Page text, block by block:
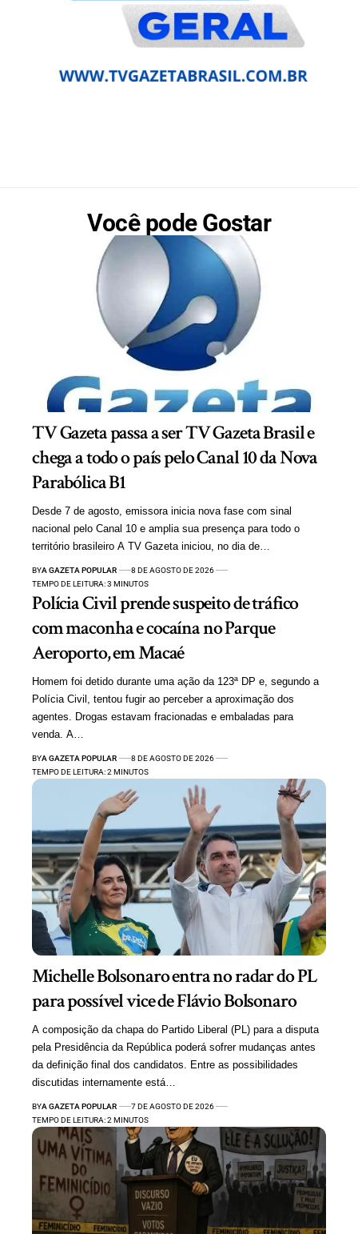
Você pode Gostar
TV Gazeta passa a ser TV Gazeta Brasil e
chega a todo o país pelo Canal 10 da Nova
Parabólica B1
Desde 7 de agosto, emissora inicia nova fase com sinal
nacional pelo Canal 10 e amplia sua presença para todo o
território brasileiro A TV Gazeta iniciou, no dia de…
BYA GAZETA POPULAR
8 DE AGOSTO DE 2026
TEMPO DE LEITURA: 3 MINUTOS
Polícia Civil prende suspeito de tráfico
com maconha e cocaína no Parque
Aeroporto, em Macaé
Homem foi detido durante uma ação da 123ª DP e, segundo a
Polícia Civil, tentou fugir ao perceber a aproximação dos
agentes. Drogas estavam fracionadas e embaladas para
venda. A…
BYA GAZETA POPULAR
8 DE AGOSTO DE 2026
TEMPO DE LEITURA: 2 MINUTOS
Michelle Bolsonaro entra no radar do PL
para possível vice de Flávio Bolsonaro
A composição da chapa do Partido Liberal (PL) para a disputa
pela Presidência da República poderá sofrer mudanças antes
da definição final dos candidatos. Entre as possibilidades
discutidas internamente está…
BYA GAZETA POPULAR
7 DE AGOSTO DE 2026
TEMPO DE LEITURA: 2 MINUTOS